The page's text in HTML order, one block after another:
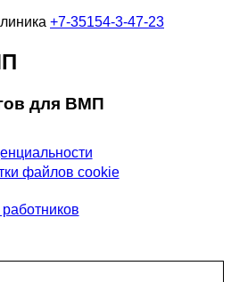
+7-35154-3-47-23
для ВМП
файлов cookie